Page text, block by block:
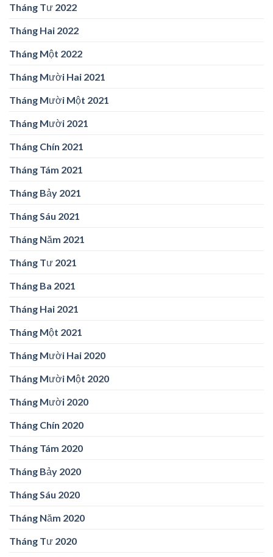
Tháng Tư 2022
Tháng Hai 2022
Tháng Một 2022
Tháng Mười Hai 2021
Tháng Mười Một 2021
Tháng Mười 2021
Tháng Chín 2021
Tháng Tám 2021
Tháng Bảy 2021
Tháng Sáu 2021
Tháng Năm 2021
Tháng Tư 2021
Tháng Ba 2021
Tháng Hai 2021
Tháng Một 2021
Tháng Mười Hai 2020
Tháng Mười Một 2020
Tháng Mười 2020
Tháng Chín 2020
Tháng Tám 2020
Tháng Bảy 2020
Tháng Sáu 2020
Tháng Năm 2020
Tháng Tư 2020